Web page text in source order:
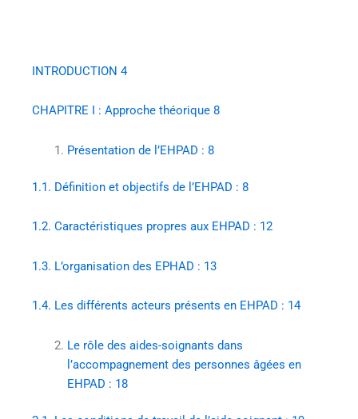
INTRODUCTION 4
CHAPITRE I : Approche théorique 8
Présentation de l’EHPAD : 8
1.1. Définition et objectifs de l’EHPAD : 8
1.2. Caractéristiques propres aux EHPAD : 12
1.3. L’organisation des EPHAD : 13
1.4. Les différents acteurs présents en EHPAD : 14
Le rôle des aides-soignants dans
l’accompagnement des personnes âgées en
EHPAD : 18